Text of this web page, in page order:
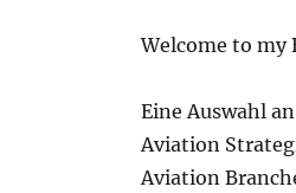
Welcome to my
Eine Auswahl
Aviation
Aviation